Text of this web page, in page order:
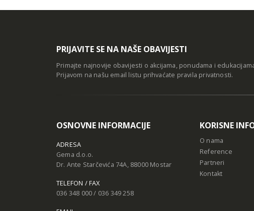
PRIJAVITE SE NA NAŠE OBAVIJESTI
Primajte najnovije obavijesti o akcijama, ponudama i
Prijavom na našu email listu prihvaćate pravila privatnosti.
OSNOVNE INFORMACIJE
ADRESA
Gema d.o.o.
Dr. Ante Starčevića 74A, 88000 Mostar
TELEFON / FAX
036 348 000 / 036 349 258
KORISNE
O nama
Reference
Partneri
Kontakt